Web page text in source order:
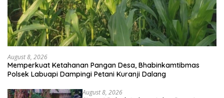
August 8, 2026
Memperkuat Ketahanan Pangan Desa, Bhabinkamtibmas
Polsek Labuapi Dampingi Petani Kuranji Dalang
August 8, 2026